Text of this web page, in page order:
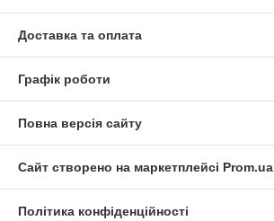
Доставка та оплата
Графік роботи
Повна версія сайту
Сайт створено на маркетплейсі Prom.ua
Політика конфіденційності